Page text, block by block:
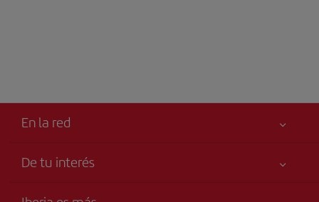
En la red
De tu interés